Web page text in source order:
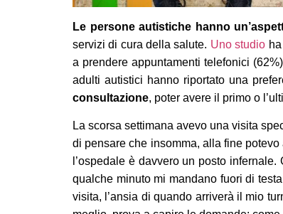
Le persone autistiche hanno
servizi di cura della salute. Uno studio
a prendere appuntamenti telefonici
adulti autistici hanno riportato una
consultazione, poter avere il primo o
La scorsa settimana avevo una visita
di pensare che insomma, alla fine
l’ospedale è davvero un posto infernale.
qualche minuto mi mandano fuori di
visita, l’ansia di quando arriverà il mio